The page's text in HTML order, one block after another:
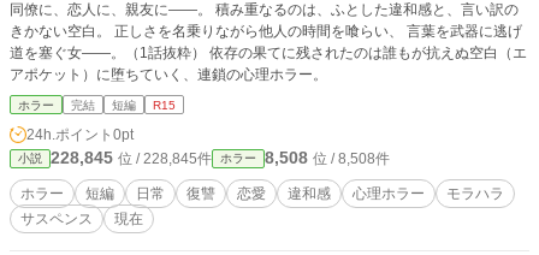
同僚に、恋人に、親友に――。 積み重なるのは、ふとした違和感と、言い訳の
きかない空白。 正しさを名乗りながら他人の時間を喰らい、 言葉を武器に逃げ
道を塞ぐ女――。（1話抜粋） 依存の果てに残されたのは誰もが抗えぬ空白（エ
アポケット）に堕ちていく、連鎖の心理ホラー。
ホラー 完結 短編 R15
24h.ポイント 0pt
小説 228,845 位 / 228,845件 ホラー 8,508 位 / 8,508件
ホラー 短編 日常 復讐 恋愛 違和感 心理ホラー
モラハラ
サスペンス
現在